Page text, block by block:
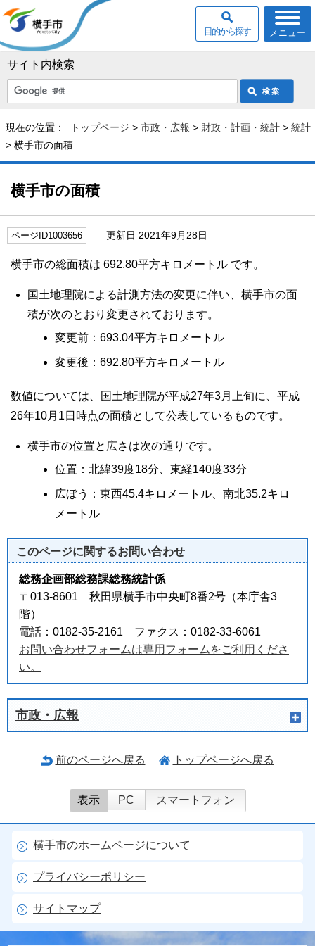
サイト内検索
メニュー
目的から探す
現在の位置： トップページ > 市政・広報 > 財政・計画・統計 > 統計
> 横手市の面積
横手市の面積
ページID1003656 更新日 2021年9月28日
横手市の総面積は 692.80平方キロメートル です。
国土地理院による計測方法の変更に伴い、横手市の面
積が次のとおり変更されております。
変更前：693.04平方キロメートル
変更後：692.80平方キロメートル
数値については、国土地理院が平成27年3月上旬に、平成
26年10月1日時点の面積として公表しているものです。
横手市の位置と広さは次の通りです。
位置：北緯39度18分、東経140度33分
広ぼう：東西45.4キロメートル、南北35.2キロ
メートル
このページに関するお問い合わせ
総務企画部総務課総務統計係
〒013-8601 秋田県横手市中央町8番2号（本庁舎3
階）
電話：0182-35-2161 ファクス：0182-33-6061
お問い合わせフォームは専用フォームをご利用くださ
い。
市政・広報
前のページへ戻る トップページへ戻る
表示 PC スマートフォン
横手市のホームページについて
プライバシーポリシー
サイトマップ